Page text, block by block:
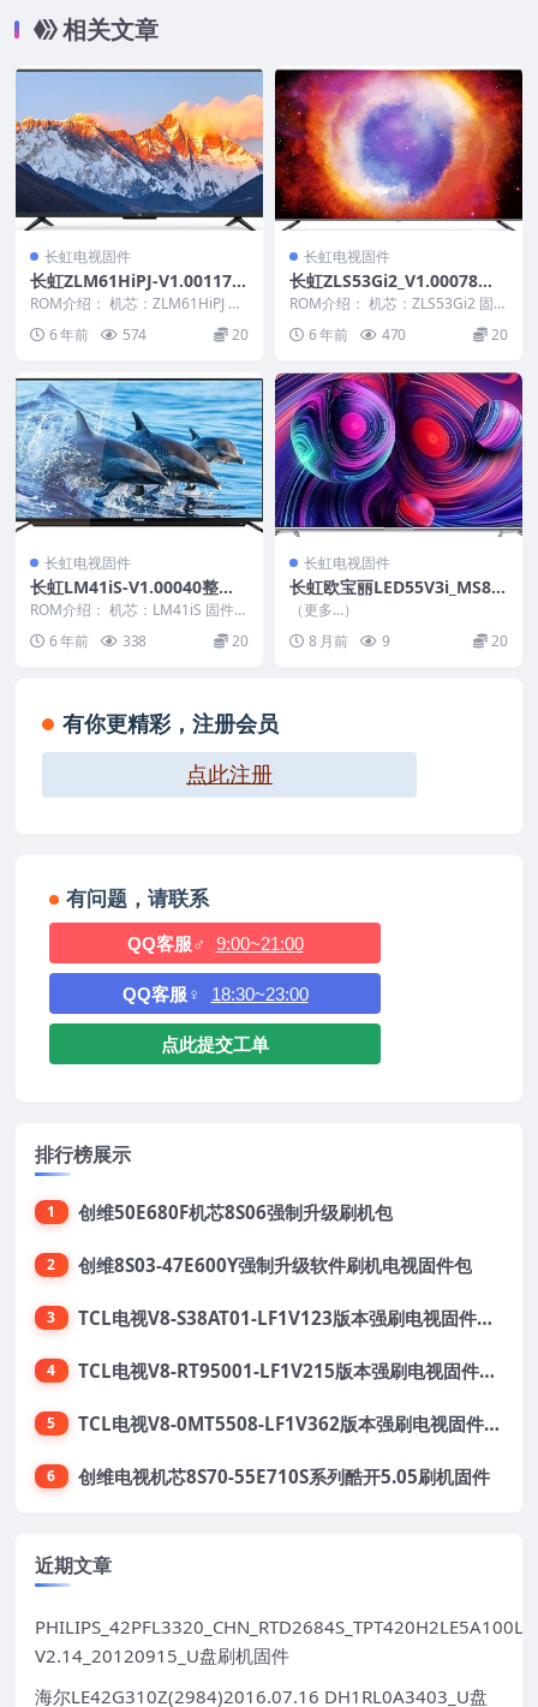
相关文章
长虹电视固件
长虹ZLM61HiPJ-V1.00117
版本USB整机软件刷机固件下
载
ROM介绍： 机芯：ZLM61HiPJ 固
件版本：V1.00117 适用机型：
请...6 年前 574 20
长虹电视固件
长虹ZLS53Gi2_V1.00078整
机原厂刷机固件下载
ROM介绍： 机芯：ZLS53Gi2 固件
版本：V1.00078 适用机型：请
以...6 年前 470 20
长虹电视固件
长虹LM41iS-V1.00040整机
原厂刷机固件下载
ROM介绍： 机芯：LM41iS 固件版
本：V1.00040 适用机型：请以机
芯...6 年前 338 20
长虹电视固件
长虹欧宝丽LED55V3i_MS88
0_78_HV550WU2_200_IR_O
BONI_LOGO_OBONI_AT_R4
799_20140425_162548_U盘
（更多…）
8 月前
9 20
有你更精彩，注册会员
点此注册
有问题，请联系
QQ客服♂ 9:00~21:00
QQ客服♀ 18:30~23:00
点此提交工单
排行榜展示
1 创维50E680F机芯8S06强制升级刷机包
2 创维8S03-47E600Y强制升级软件刷机电视固件包
3 TCL电视V8-S38AT01-LF1V123版本强刷电视固件包下载
4 TCL电视V8-RT95001-LF1V215版本强刷电视固件包下载
5 TCL电视V8-0MT5508-LF1V362版本强刷电视固件包下载
6 创维电视机芯8S70-55E710S系列酷开5.05刷机固件
近期文章
V2.14_20120915_U盘刷机固件
海尔LE42G310Z(2984)2016.07.16 DH1RL0A3403_U盘